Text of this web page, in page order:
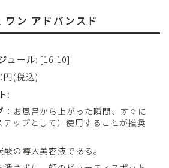
ン アドバンスド
ュール: [16:10]
円(税込)
:
：お風呂から上がった瞬間、すぐに
テップとして）使用することが推奨
酸の導入美容液である。